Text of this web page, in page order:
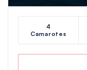
4
Camarotes